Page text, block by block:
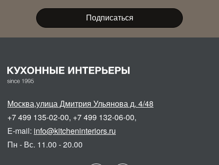
Москва,улица Дмитрия Ульянова д. 4/48
+7 499 135-02-00, +7 499 132-06-00,
E-mail: info@kitcheninteriors.ru
Пн - Вс. 11.00 - 20.00